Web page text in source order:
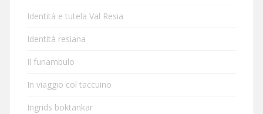
Identità e tutela Val Resia
Identità resiana
Il funambulo
In viaggio col taccuino
Ingrids boktankar